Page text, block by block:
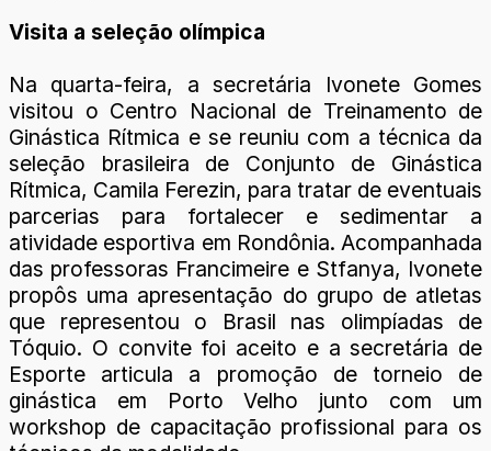
Visita a seleção olímpica
Na quarta-feira, a secretária Ivonete Gomes
visitou o Centro Nacional de Treinamento de
Ginástica Rítmica e se reuniu com a técnica da
seleção brasileira de Conjunto de Ginástica
Rítmica, Camila Ferezin, para tratar de eventuais
parcerias para fortalecer e sedimentar a
atividade esportiva em Rondônia. Acompanhada
das professoras Francimeire e Stfanya, Ivonete
propôs uma apresentação do grupo de atletas
que representou o Brasil nas olimpíadas de
Tóquio. O convite foi aceito e a secretária de
Esporte articula a promoção de torneio de
ginástica em Porto Velho junto com um
workshop de capacitação profissional para os